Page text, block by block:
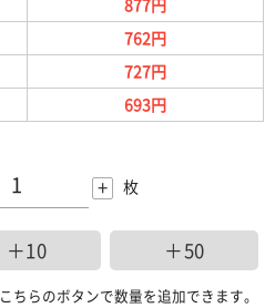
877円
762円
727円
693円
+ 枚
＋10 ＋50
こちらのボタンで数量を追加できます。